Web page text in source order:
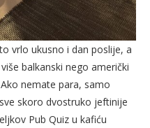
vrlo ukusno i dan poslije, a
balkanski nego američki
nemate para, samo
skoro dvostruko jeftinije
Pub Quiz u kafiću